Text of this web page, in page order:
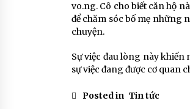
vo.ng. Cô cho biết căn hộ
để chăm sóc bố mẹ những
chuyện.
Sự việc đau lòng này
sự việc đang được cơ quan
Posted in Tin tức